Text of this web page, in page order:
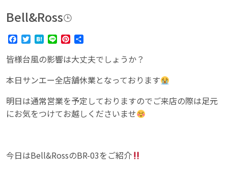
Bell&Ross⌚︎
Facebook
TwitterHatena
Line Pinterest
皆様台風の影響は大丈夫でしょうか？
本日サンエー全店舗休業となっております
明日は通常営業を予定しておりますのでご来店の際は足元
にお気をつけてお越しくださいませ
今日はBell&RossのBR-03をご紹介